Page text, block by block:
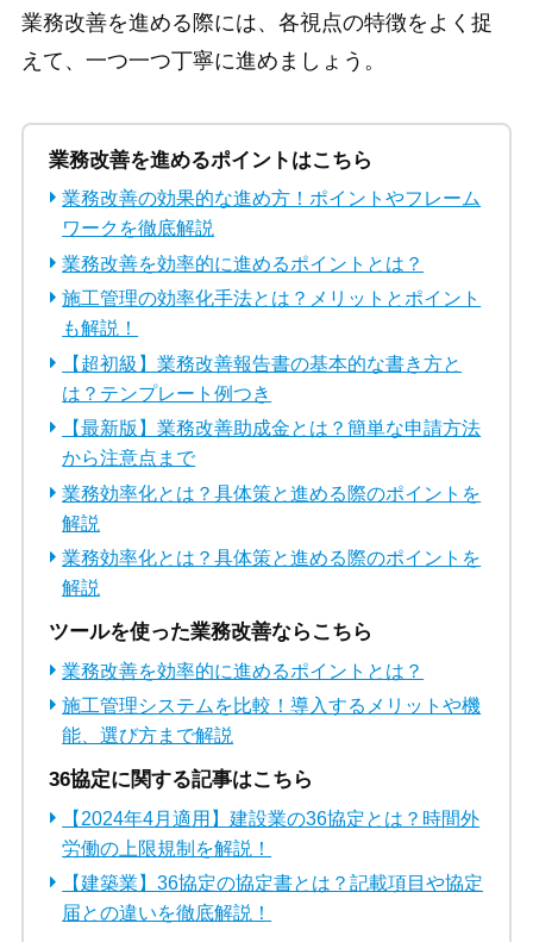
業務改善を進める際には、各視点の特徴をよく捉
えて、一つ一つ丁寧に進めましょう。
業務改善を進めるポイントはこちら
業務改善の効果的な進め方！ポイントやフレーム
ワークを徹底解説
業務改善を効率的に進めるポイントとは？
施工管理の効率化手法とは？メリットとポイント
も解説！
【超初級】業務改善報告書の基本的な書き方と
は？テンプレート例つき
【最新版】業務改善助成金とは？簡単な申請方法
から注意点まで
業務効率化とは？具体策と進める際のポイントを
解説
業務効率化とは？具体策と進める際のポイントを
解説
ツールを使った業務改善ならこちら
業務改善を効率的に進めるポイントとは？
施工管理システムを比較！導入するメリットや機
能、選び方まで解説
36協定に関する記事はこちら
【2024年4月適用】建設業の36協定とは？時間外
労働の上限規制を解説！
【建築業】36協定の協定書とは？記載項目や協定
届との違いを徹底解説！